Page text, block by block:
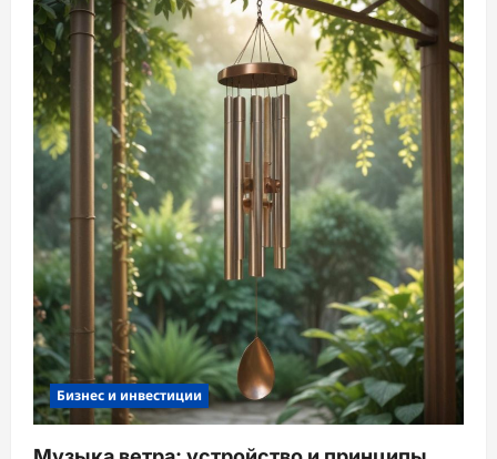
Бизнес и инвестиции